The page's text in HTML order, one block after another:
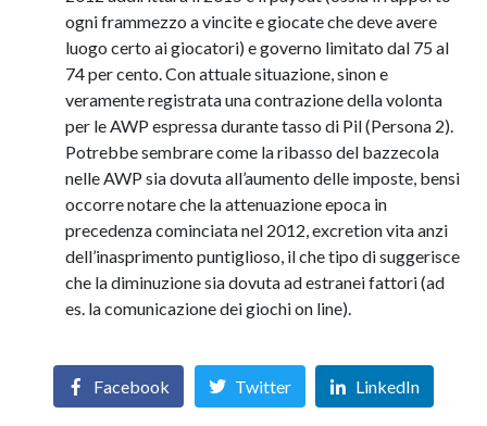
ogni frammezzo a vincite e giocate che deve avere
luogo certo ai giocatori) e governo limitato dal 75 al
74 per cento. Con attuale situazione, sinon e
veramente registrata una contrazione della volonta
per le AWP espressa durante tasso di Pil (Persona 2).
Potrebbe sembrare come la ribasso del bazzecola
nelle AWP sia dovuta all’aumento delle imposte, bensi
occorre notare che la attenuazione epoca in
precedenza cominciata nel 2012, excretion vita anzi
dell’inasprimento puntiglioso, il che tipo di suggerisce
che la diminuzione sia dovuta ad estranei fattori (ad
es. la comunicazione dei giochi on line).
Facebook Twitter LinkedIn